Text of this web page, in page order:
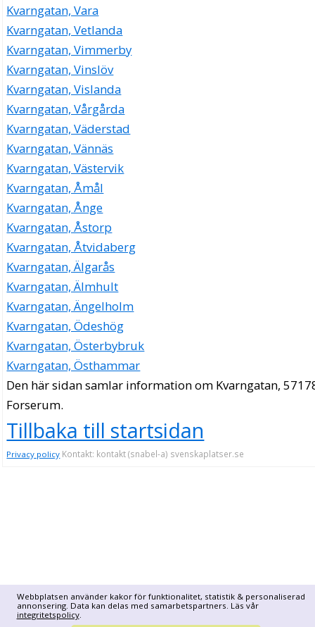
Webbplatsen använder kakor för funktionalitet, statistik & personaliserad
annonsering. Data kan delas med samarbetspartners. Läs vår
integritetspolicy.
Kvarngatan, Vara
Kvarngatan, Vetlanda
Kvarngatan, Vimmerby
Kvarngatan, Vinslöv
Kvarngatan, Vislanda
Kvarngatan, Vårgårda
Kvarngatan, Väderstad
Kvarngatan, Vännäs
Kvarngatan, Västervik
Kvarngatan, Åmål
Kvarngatan, Ånge
Kvarngatan, Åstorp
Kvarngatan, Åtvidaberg
Kvarngatan, Älgarås
Kvarngatan, Älmhult
Kvarngatan, Ängelholm
Kvarngatan, Ödeshög
Kvarngatan, Österbybruk
Kvarngatan, Östhammar
Den här sidan samlar information om Kvarngatan,
Forserum.
Tillbaka till startsidan
Privacy policy Kontakt: kontakt (snabel-a) svenskaplatser.se